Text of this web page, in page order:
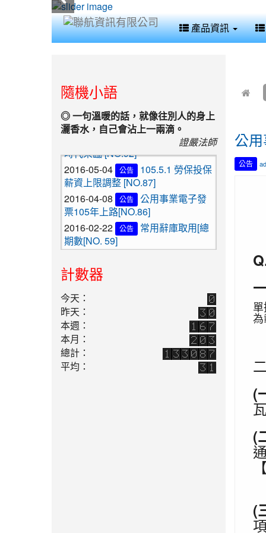
產品資訊
公
公告
(
(
(
隨機小語
◎ 一句溫暖的話，就像往別人的身上
灑香水，自己會沾上一兩滴。
證嚴法師
2016-10-17 公告
105.10.01發票新
2016-05-04 公告
105.5.1 勞保投保
薪資上限調整 [NO.87]
2016-04-08 公告
公用事業電子發
票105年上路[NO.86]
2016-02-22 公告
常用辭庫取用[總
期數[NO. 59]
2015-01-29 公告
人資系統設定異
2016-10-17
時代來臨 [NO.92]
2016-05-04
105.5.1 勞保投保
薪資上限調整 [NO.87]
2016-04-08
公用事業電子發
票105年上路[NO.86]
2016-02-22
常用辭庫取用[總
計數器
今天：
昨天：
本週：
本月：
總計：
平均：